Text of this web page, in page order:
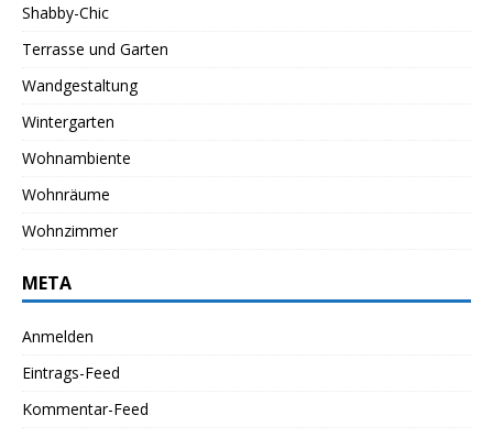
Shabby-Chic
Terrasse und Garten
Wandgestaltung
Wintergarten
Wohnambiente
Wohnräume
Wohnzimmer
META
Anmelden
Eintrags-Feed
Kommentar-Feed